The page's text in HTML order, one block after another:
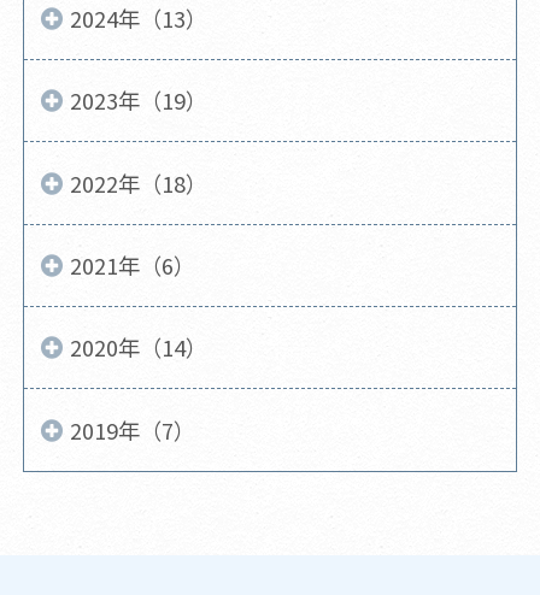
2024年（13）
2023年（19）
2022年（18）
2021年（6）
2020年（14）
2019年（7）